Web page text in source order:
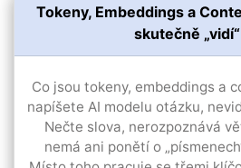
Tokeny, Embeddings a
skutečně
Co jsou tokeny, embeddings a
napíšete AI modelu otázku,
Nečte slova, nerozpoznává
nemá ani ponětí o